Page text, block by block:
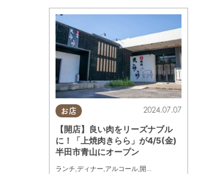
お店 2024.07.07
【開店】良い肉をリーズナブル
に！「上焼肉きらら」が4/5(金)
半田市青山にオープン
ランチ,ディナー,アルコール,開店